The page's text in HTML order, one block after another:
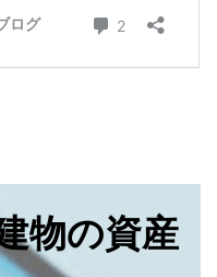
物の資産